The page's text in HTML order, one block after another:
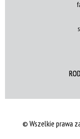
© Wszelkie prawa